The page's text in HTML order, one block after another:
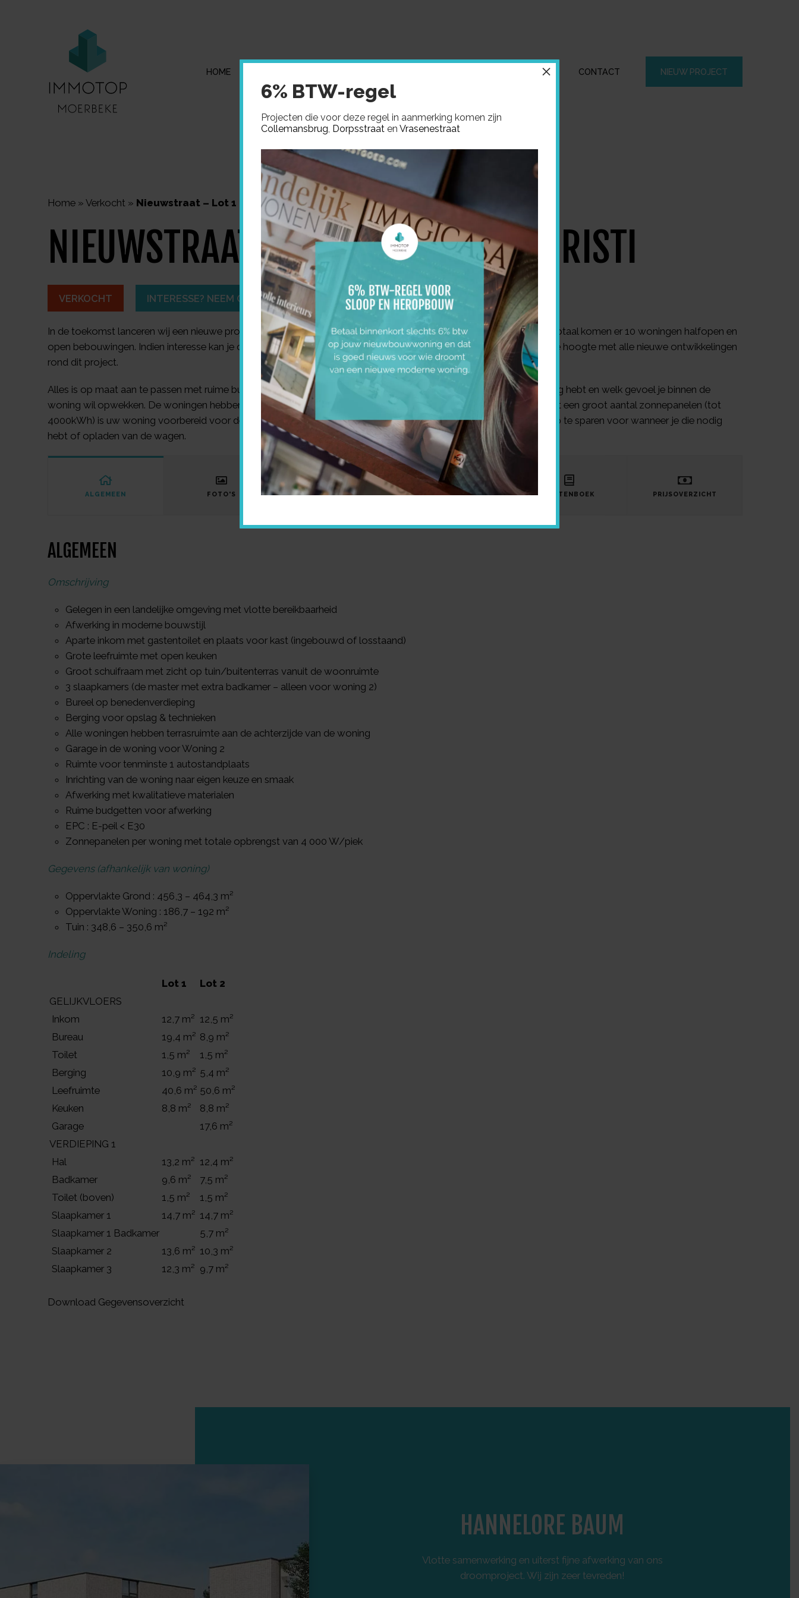
HOME VERKOCHTE PROJECTEN CONTACT NIEUW PROJECT
Home» Verkocht» Nieuwstraat – Lot 1 – 2 – Lochristi
NIEUWSTRAAT – LOT 1 – 2 – LOCHRISTI
VERKOCHT INTERESSE? NEEM CONTACT OP!
In de toekomst lanceren wij een nieuwe project te Lochristi. Hieronder vind je van 2 woningen het voorontwerp. In totaal komen er 10 woningen halfopen en
open bebouwingen. Indien interesse kan je ons contacteren voor meer informatie en prijzen. Dan houden wij u op de hoogte met alle nieuwe ontwikkelingen
rond dit project.
Alles is op maat aan te passen met ruime budgetten inbegrepen in de prijs. Via onze verdelers kies je zelf wat je nodig hebt en welk gevoel je binnen de
woning wil opwekken. De woningen hebben een laag e-peil van < E30. Dit spaart uit op stijgende energiekosten. Met een groot aantal zonnepanelen (tot
4000kWh) is uw woning voorbereid voor de toekomst. Je kan naderhand een thuis batterij installeren om energie op te sparen voor wanneer je die nodig
hebt of opladen van de wagen.
ALGEMEEN FOTO'S PLANNEN LIGGING LASTENBOEK PRIJSOVERZICHT
ALGEMEEN
Omschrijving
Gelegen in een landelijke omgeving met vlotte bereikbaarheid
Afwerking in moderne bouwstijl
Aparte inkom met gastentoilet en plaats voor kast (ingebouwd of losstaand)
Grote leefruimte met open keuken
Groot schuifraam met zicht op tuin/buitenterras vanuit de woonruimte
3 slaapkamers (de master met extra badkamer – alleen voor woning 2)
Bureel op benedenverdieping
Berging voor opslag & technieken
Alle woningen hebben terrasruimte aan de achterzijde van de woning
Garage in de woning voor Woning 2
Ruimte voor tenminste 1 autostandplaats
Inrichting van de woning naar eigen keuze en smaak
Afwerking met kwalitatieve materialen
Ruime budgetten voor afwerking
EPC : E-peil < E30
Zonnepanelen per woning met totale opbrengst van 4 000 W/piek
Gegevens (afhankelijk van woning)
Oppervlakte Grond : 456,3 – 464,3 m²
Oppervlakte Woning : 186,7 – 192 m²
Tuin : 348,6 – 350,6 m²
Indeling
Lot 1
Lot 2
GELIJKVLOERS
Inkom
12,7 m² 12,5 m²
Bureau
19,4 m² 8,9 m²
Toilet
1,5 m²
1,5 m²
Berging
10,9 m² 5,4 m²
Leefruimte
40,6 m² 50,6 m²
Keuken
8,8 m²
8,8 m²
Garage
17,6 m²
VERDIEPING 1
Hal
13,2 m² 12,4 m²
Badkamer
9,6 m²
7,5 m²
Toilet (boven)
1,5 m²
1,5 m²
Slaapkamer 1
14,7 m² 14,7 m²
Slaapkamer 1 Badkamer
5,7 m²
Slaapkamer 2
13,6 m² 10,3 m²
Slaapkamer 3
12,3 m² 9,7 m²
Download Gegevensoverzicht
HANNELORE BAUM
Vlotte samenwerking en uiterst fijne afwerking van ons
droomproject. Wij zijn zeer tevreden!
6% BTW-regel
Projecten die voor deze regel in aanmerking komen zijn
Collemansbrug, Dorpsstraat enVrasenestraat
×